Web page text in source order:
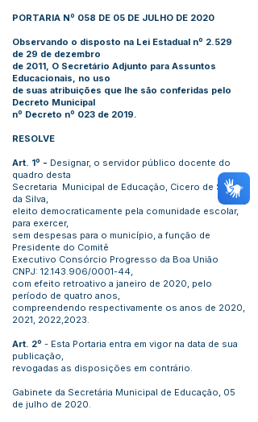
PORTARIA Nº 058 DE 05 DE JULHO DE 2020
Observando o disposto na Lei Estadual nº 2.529
de 29 de dezembro
de 2011, O Secretário Adjunto para Assuntos
Educacionais, no uso
de suas atribuições que lhe são conferidas pelo
Decreto Municipal
nº Decreto nº 023 de 2019.
RESOLVE
Art. 1º - Designar, o servidor público docente do
quadro desta
Secretaria Municipal de Educação, Cicero de Sousa
da Silva,
eleito democraticamente pela comunidade escolar,
para exercer,
sem despesas para o município, a função de
Presidente do Comitê
Executivo Consórcio Progresso da Boa União
CNPJ: 12.143.906/0001-44,
com efeito retroativo a janeiro de 2020, pelo
período de quatro anos,
compreendendo respectivamente os anos de 2020,
2021, 2022,2023.
Art. 2º - Esta Portaria entra em vigor na data de sua
publicação,
revogadas as disposições em contrário.
Gabinete da Secretária Municipal de Educação, 05
de julho de 2020.